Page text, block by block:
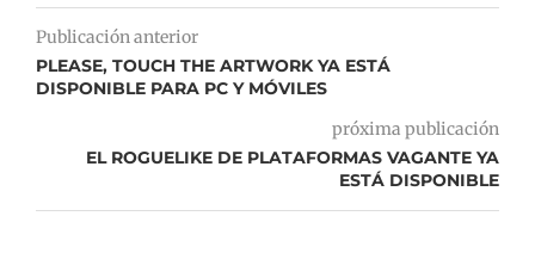
Publicación anterior
PLEASE, TOUCH THE ARTWORK YA ESTÁ
DISPONIBLE PARA PC Y MÓVILES
próxima publicación
EL ROGUELIKE DE PLATAFORMAS VAGANTE YA
ESTÁ DISPONIBLE